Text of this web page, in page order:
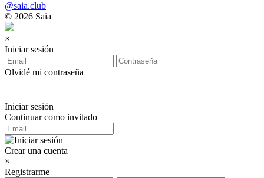
@saia.club
© 2026 Saia
×
Iniciar sesión
Olvidé mi contraseña
Iniciar sesión
Continuar como invitado
Crear una cuenta
×
Registrarme